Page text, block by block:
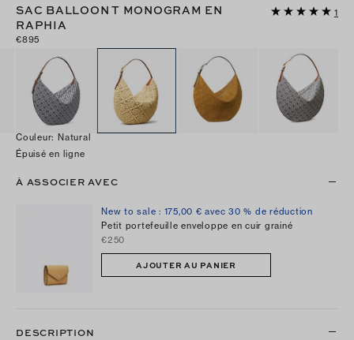
SAC BALLOON T MONOGRAM EN
RAPHIA
1
€895
Couleur: Natural
Épuisé en ligne
À ASSOCIER AVEC
New to sale : 175,00 € avec 30 % de réduction
Petit portefeuille enveloppe en cuir grainé
€250
AJOUTER AU PANIER
DESCRIPTION